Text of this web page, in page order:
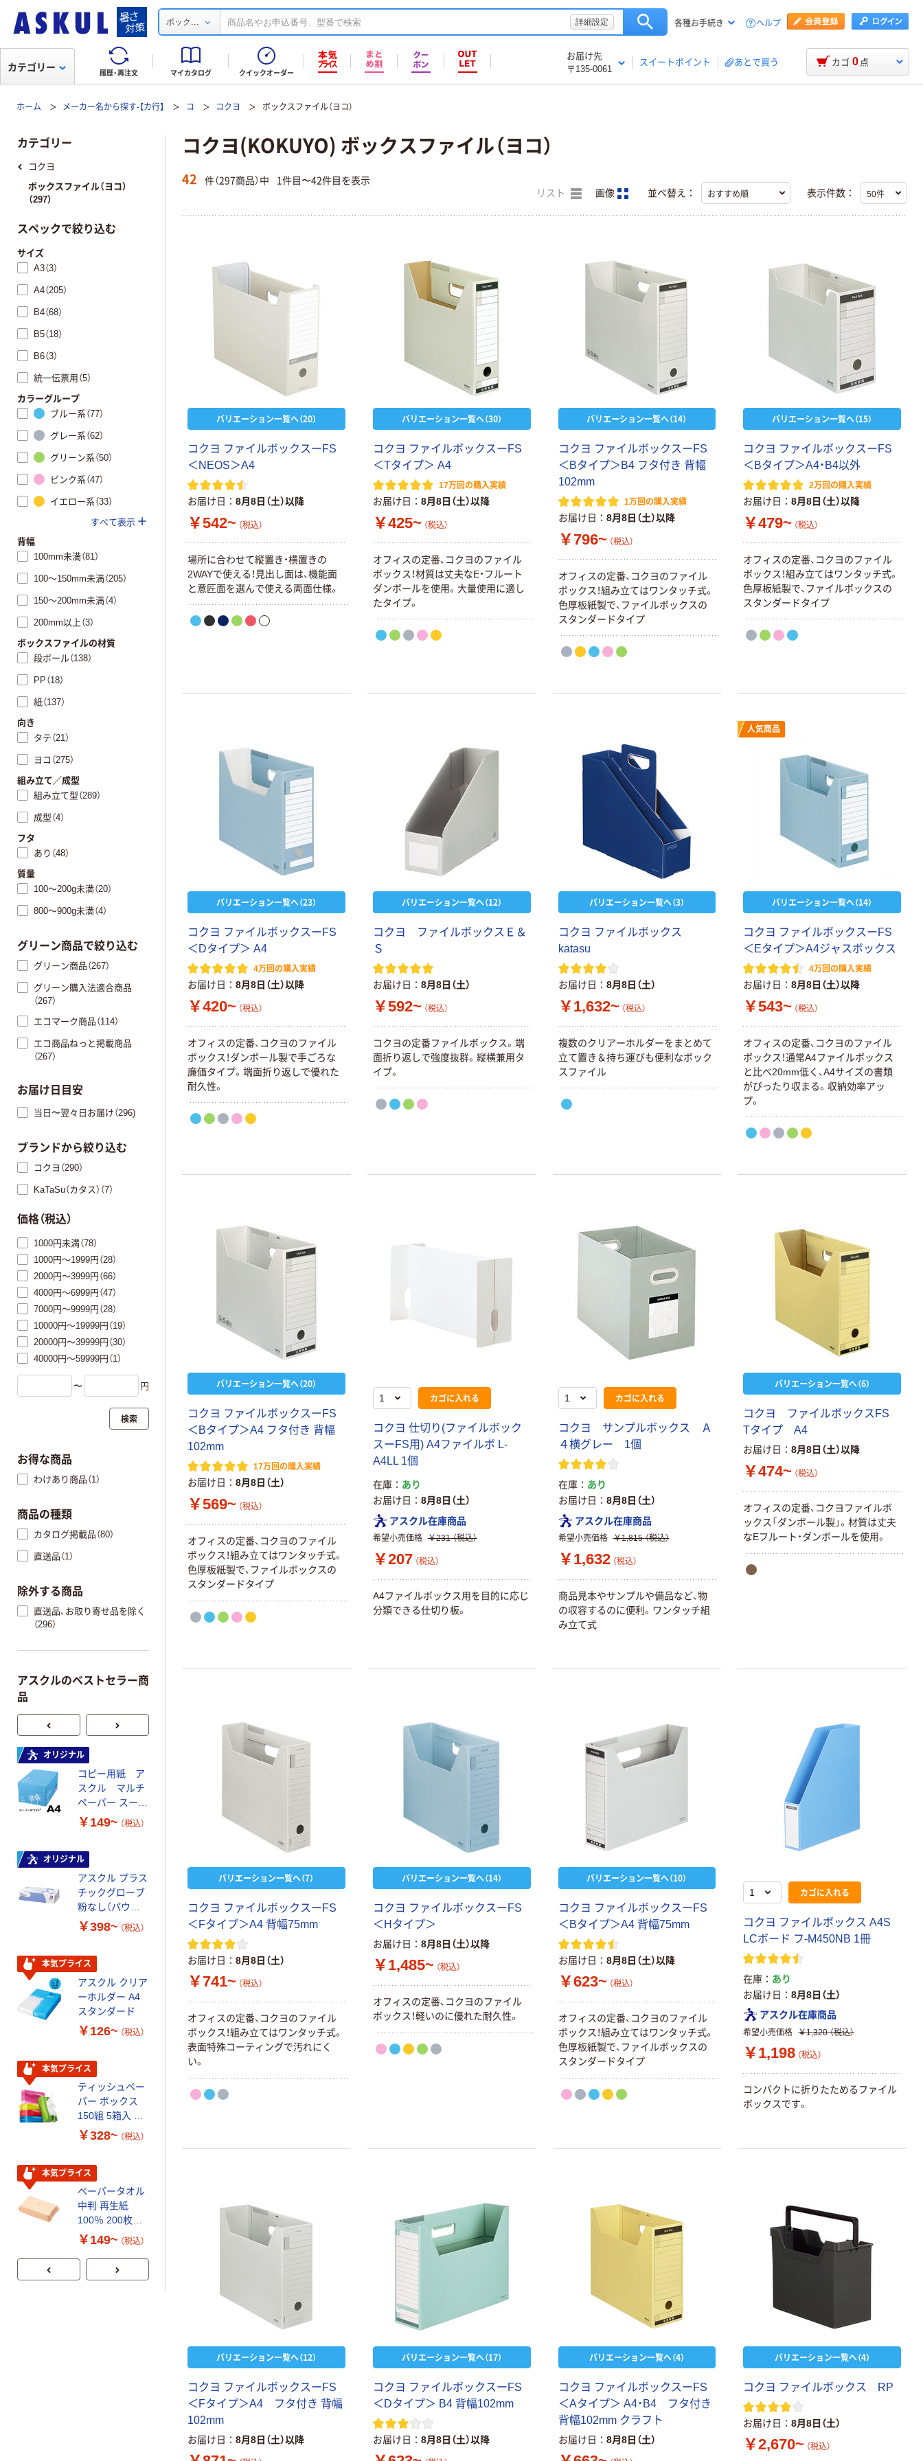
ボック ... 詳細設定 各種お手続き ヘルプ
履歴・再注文 マイカタログ クイックオーダー
お届け先
〒135-0061
スイートポイント あとで買う
カテゴリー カゴ 0 点
ホーム メーカー名から探す-【カ行】 コ コクヨ ボックスファイル（ヨコ）
コクヨ(KOKUYO) ボックスファイル（ヨコ）
42 件（297商品）中 1件目〜42件目を表示
リスト 画像 並べ替え： 表示件数：
バリエーション一覧へ（20）
コクヨ ファイルボックスーFS
＜NEOS＞A4
お届け日 8月8日（土）以降
￥542~ （税込）
場所に合わせて縦置き・横置きの
2WAYで使える！見出し面は、機能面
と意匠面を選んで使える両面仕様。
バリエーション一覧へ（30）
コクヨ ファイルボックスーFS
＜Tタイプ＞ A4
17万回の購入実績
お届け日 8月8日（土）以降
￥425~ （税込）
オフィスの定番、コクヨのファイル
ボックス！材質は丈夫なE・フルート
ダンボールを使用。大量使用に適し
たタイプ。
バリエーション一覧へ（14）
コクヨ ファイルボックスーFS
＜Bタイプ＞B4 フタ付き 背幅
102mm
1万回の購入実績
お届け日 8月8日（土）以降
￥796~ （税込）
オフィスの定番、コクヨのファイル
ボックス！組み立てはワンタッチ式。
色厚板紙製で、ファイルボックスの
スタンダードタイプ
バリエーション一覧へ（15）
コクヨ ファイルボックスーFS
＜Bタイプ＞A4・B4以外
2万回の購入実績
お届け日 8月8日（土）以降
￥479~ （税込）
オフィスの定番、コクヨのファイル
ボックス！組み立てはワンタッチ式。
色厚板紙製で、ファイルボックスの
スタンダードタイプ
バリエーション一覧へ（23）
コクヨ ファイルボックスーFS
＜Dタイプ＞ A4
4万回の購入実績
お届け日 8月8日（土）以降
￥420~ （税込）
オフィスの定番、コクヨのファイル
ボックス！ダンボール製で手ごろな
廉価タイプ。端面折り返しで優れた
耐久性。
バリエーション一覧へ（12）
コクヨ ファイルボックスＥ＆
Ｓ
お届け日 8月8日（土）
￥592~ （税込）
コクヨの定番ファイルボックス。端
面折り返しで強度抜群。縦横兼用タ
イプ。
バリエーション一覧へ（3）
コクヨ ファイルボックス
katasu
お届け日 8月8日（土）
￥1,632~ （税込）
複数のクリアーホルダーをまとめて
立て置き＆持ち運びも便利なボック
スファイル
人気商品
バリエーション一覧へ（14）
コクヨ ファイルボックスーFS
＜Eタイプ＞A4ジャスボックス
4万回の購入実績
お届け日 8月8日（土）以降
￥543~ （税込）
オフィスの定番、コクヨのファイル
ボックス！通常A4ファイルボックス
と比べ20mm低く、A4サイズの書類
がぴったり収まる。収納効率アッ
プ。
バリエーション一覧へ（20）
コクヨ ファイルボックスーFS
＜Bタイプ＞A4 フタ付き 背幅
102mm
17万回の購入実績
お届け日 8月8日（土）
￥569~ （税込）
オフィスの定番、コクヨのファイル
ボックス！組み立てはワンタッチ式。
色厚板紙製で、ファイルボックスの
スタンダードタイプ
カゴに入れる
コクヨ 仕切り(ファイルボック
スーFS用) A4ファイルボ L-
A4LL 1個
在庫
あり
お届け日
8月8日（土）
アスクル在庫商品
希望小売価格 ￥231 （税込）
￥207 （税込）
A4ファイルボックス用を目的に応じ
分類できる仕切り板。
カゴに入れる
コクヨ サンプルボックス Ａ
４横グレー 1個
在庫
あり
お届け日
8月8日（土）
アスクル在庫商品
希望小売価格 ￥1,815 （税込）
￥1,632 （税込）
商品見本やサンプルや備品など、物
の収容するのに便利。ワンタッチ組
み立て式
バリエーション一覧へ（6）
コクヨ ファイルボックスFS
Tタイプ A4
お届け日 8月8日（土）以降
￥474~ （税込）
オフィスの定番、コクヨファイルボ
ックス「ダンボール製」。材質は丈夫
なEフルート・ダンボールを使用。
バリエーション一覧へ（7）
コクヨ ファイルボックスーFS
＜Fタイプ＞A4 背幅75mm
お届け日 8月8日（土）
￥741~ （税込）
オフィスの定番、コクヨのファイル
ボックス！組み立てはワンタッチ式。
表面特殊コーティングで汚れにく
い。
バリエーション一覧へ（14）
コクヨ ファイルボックスーFS
＜Hタイプ＞
お届け日 8月8日（土）以降
￥1,485~ （税込）
オフィスの定番、コクヨのファイル
ボックス！軽いのに優れた耐久性。
バリエーション一覧へ（10）
コクヨ ファイルボックスーFS
＜Bタイプ＞A4 背幅75mm
お届け日 8月8日（土）以降
￥623~ （税込）
オフィスの定番、コクヨのファイル
ボックス！組み立てはワンタッチ式。
色厚板紙製で、ファイルボックスの
スタンダードタイプ
カゴに入れる
コクヨ ファイルボックス A4S
LCボード フ-M450NB 1冊
在庫
あり
お届け日
8月8日（土）
アスクル在庫商品
希望小売価格 ￥1,320 （税込）
￥1,198 （税込）
コンパクトに折りたためるファイル
ボックスです。
バリエーション一覧へ（12）
コクヨ ファイルボックスーFS
＜Fタイプ＞A4 フタ付き 背幅
102mm
お届け日 8月8日（土）以降
バリエーション一覧へ（17）
コクヨ ファイルボックスーFS
＜Dタイプ＞ B4 背幅102mm
お届け日 8月8日（土）以降
バリエーション一覧へ（4）
コクヨ ファイルボックスーFS
＜Aタイプ＞ A4・B4 フタ付き
背幅102mm クラフト
お届け日 8月8日（土）
バリエーション一覧へ（4）
コクヨ ファイルボックス RP
お届け日 8月8日（土）
￥2,670~ （税込）
カテゴリー
コクヨ
ボックスファイル（ヨコ）
（297）
スペックで絞り込む
サイズ
A3（3）
A4（205）
B4（68）
B5（18）
B6（3）
統一伝票用（5）
カラーグループ
ブルー系（77）
グレー系（62）
グリーン系（50）
ピンク系（47）
イエロー系（33）
すべて表示
背幅
100mm未満（81）
100～150mm未満（205）
150～200mm未満（4）
200mm以上（3）
ボックスファイルの材質
段ボール（138）
PP（18）
紙（137）
向き
タテ（21）
ヨコ（275）
組み立て／成型
組み立て型（289）
成型（4）
フタ
あり（48）
質量
100～200g未満（20）
800～900g未満（4）
グリーン商品で絞り込む
グリーン商品（267）
グリーン購入法適合商品
（267）
エコマーク商品（114）
エコ商品ねっと掲載商品
（267）
お届け日目安
当日〜翌々日お届け（296)
ブランドから絞り込む
コクヨ（290）
KaTaSu（カタス）（7）
価格（税込）
1000円未満（78）
1000円～1999円（28）
2000円～3999円（66）
4000円～6999円（47）
7000円～9999円（28）
10000円～19999円（19）
20000円～39999円（30）
40000円～59999円（1）
〜 円
検索
お得な商品
わけあり商品（1）
商品の種類
カタログ掲載品（80）
直送品（1）
除外する商品
直送品、お取り寄せ品を除く
（296）
アスクルのベストセラー商
品
オリジナル
コピー用紙 ア
スクル マルチ
ペーパー スーパ
ーホワイト+
￥149~ （税込）
オリジナル
アスクル プラス
チックグローブ
粉なし（パウダ
ーフリー）
￥398~ （税込）
本気プライス
アスクル クリア
ーホルダー A4
スタンダード
￥126~ （税込）
本気プライス
ティッシュペー
パー ボックス
150組 5箱入 ア
スクル スマート
証
￥328~ （税込）
本気プライス
ペーパータオル
中判 再生紙
100％ 200枚
FSC認証 シング
企画 オリジナル
￥149~ （税込）
スーパーエコノ
ミー+
￥149~
トイレットペー
パー ダブル60
ｍ 再生紙
100% 6ロール
芯あり FSC認
証
￥460~ （税込）
本気プライス
アスクル 耳にや
いマスク
￥458~ （税込）
本気プライス
パー シングル
スチックグロー
ブ 薄手 粉な
し（パウダーフ
￥298~ （税込）
ペン ゼブラ
￥52~ （税込）
嬬恋銘水 ナチュ
ラルミネラルウ
ォーター 500ml
キャップシール
レス 10本
￥1,037~
（税込）
G バルクタイプ
指定医薬部外品
￥140~ （税込）
人気商品
￥686~ （税込）
ト ホワイト紙コ
￥374~ （税込）
オリジナル
【アスクル限定】
（税込）
ペーパータオル
小判・シングル
再生紙 200枚
FSC認証紙 アス
￥143~ （税込）
ティッシュペー
アスクル オリジ
ナルティッシュ
PEFC認証
￥428~ （税込）
【アスクル限定】
ファーストレイ
本気プライス
共同企画 トイ
レクリーナー
￥330~
【ガムテープ】ア
スクル 現場のチ
カラ 厚さ
0.22mm 布テー
￥145~
オリジナル
チックグローブ
粉なし（パウダ
ーフリー）
￥398~ （税込）
本気プライス
ーホルダー A4
スタンダード
￥126~
ティッシュペー
100％ 200枚
FSC認証 シング
ル 大王製紙共同
企画 オリジナル
￥149~ （税込）